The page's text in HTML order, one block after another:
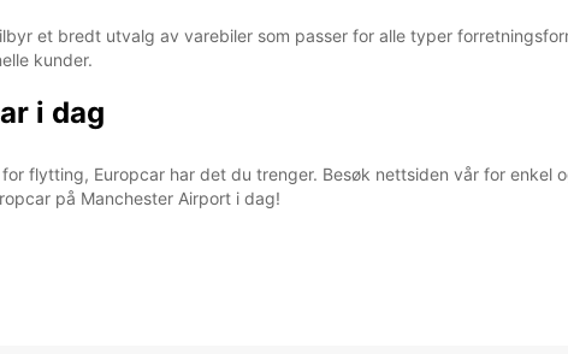
et bredt utvalg av varebiler som passer for alle typer
kunder.
i dag
flytting, Europcar har det du trenger. Besøk nettsiden vår for enkel
på Manchester Airport i dag!